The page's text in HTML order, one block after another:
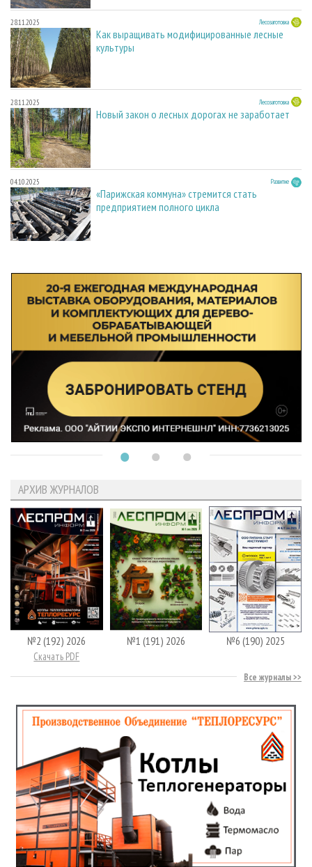
28.11.2025 Лесозаготовка
Как выращивать модифицированные лесные
культуры
28.11.2025 Лесозаготовка
Новый закон о лесных дорогах не заработает
04.10.2025 Развитие
«Парижская коммуна» стремится стать
предприятием полного цикла
АРХИВ ЖУРНАЛОВ
№2 (192) 2026
Скачать PDF
№1 (191) 2026 №6 (190) 2025
Все журналы